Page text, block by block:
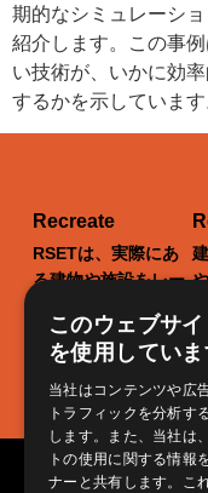
期的なシミュレーシ
紹介します。この事
い技術が、いかに効
するかを示しています
Recreate
RSETは、実際にあ
る建物や施設をレー
ザースキャンし、バ
ーチャル世界に再現
します。
このウェブサ
を使用してい
当社はコンテンツや広
トラフィックを分析す
します。また、当社は
トの使用に関する情報
ナーと共有します。こ